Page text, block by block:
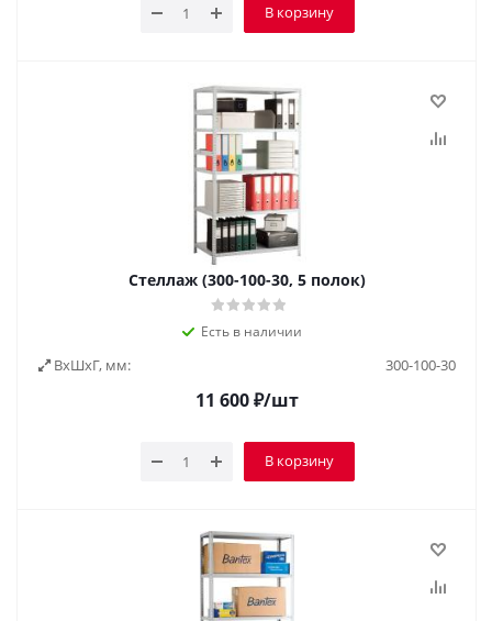
В корзину
Стеллаж (300-100-30, 5 полок)
Есть в наличии
ВxШxГ, мм: 300-100-30
11 600₽/шт
В корзину